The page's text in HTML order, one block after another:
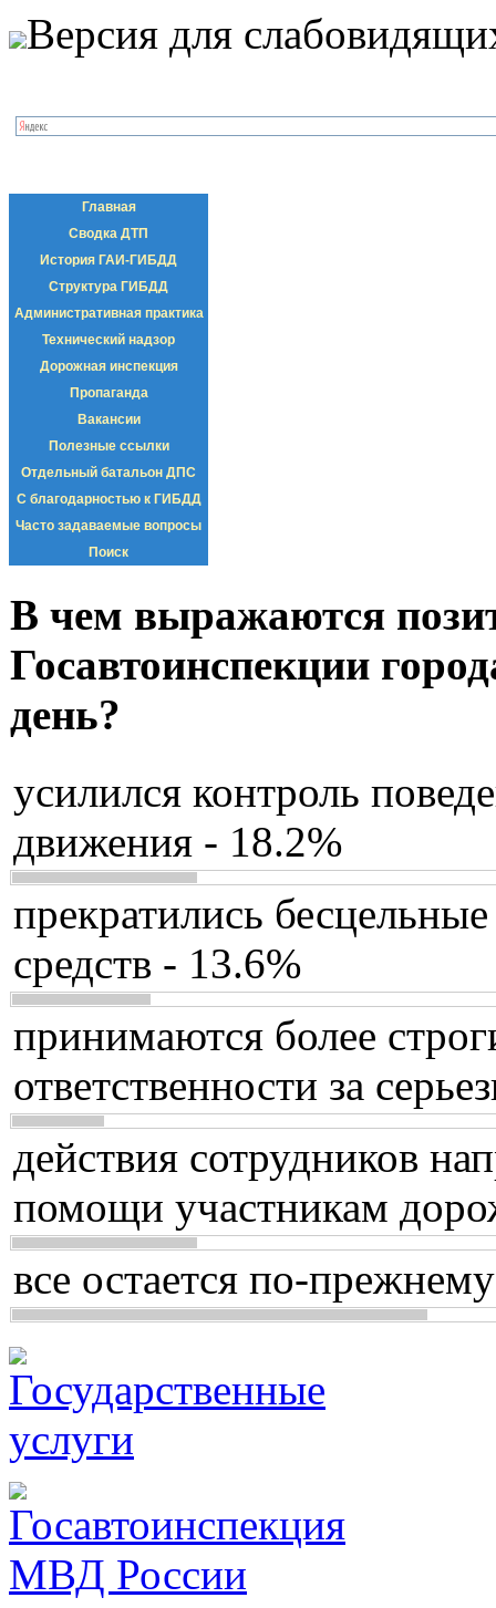
Версия для
Главная
Сводка ДТП
История ГАИ-ГИБДД
Структура ГИБДД
Административная практика
Технический надзор
Дорожная инспекция
Пропаганда
Вакансии
Полезные ссылки
Отдельный батальон ДПС
С благодарностью к ГИБДД
Часто задаваемые вопросы
Поиск
В чем выражаются
Госавтоинспекции
день?
усилился контроль
движения - 18.2%
прекратились
средств - 13.6%
принимаются более
ответственности за
действия сотрудников
помощи участникам
все остается по-